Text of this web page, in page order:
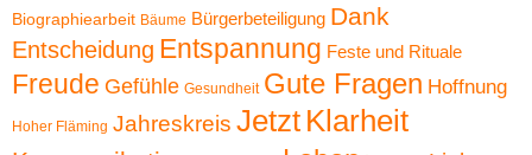
Biographiearbeit Bäume Bürgerbeteiligung Dank
Entscheidung Entspannung Feste und Rituale
Freude Gefühle Gesundheit Gute Fragen Hoffnung
Hoher Fläming Jahreskreis Jetzt Klarheit